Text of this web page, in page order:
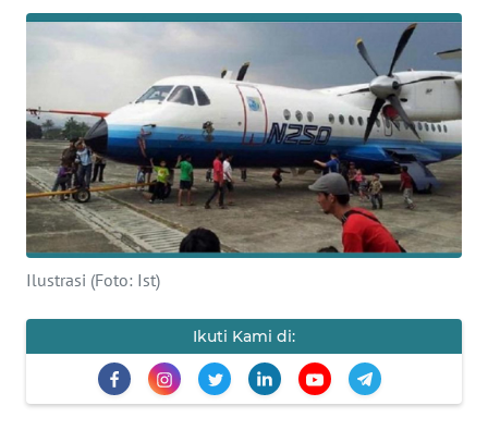
Ilustrasi (Foto: Ist)
Ikuti Kami di:
SERBI
OPINI
Informasi
BERITA